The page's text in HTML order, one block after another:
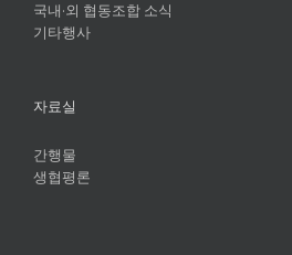
국내·외 협동조합 소식
기타행사
자료실
간행물
생협평론